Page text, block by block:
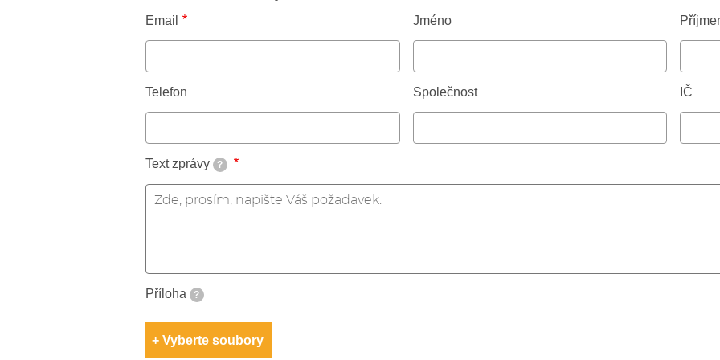
Email Jméno
Telefon Společnost IČ
Text zprávy ?
Příloha ?
Vyberte soubory